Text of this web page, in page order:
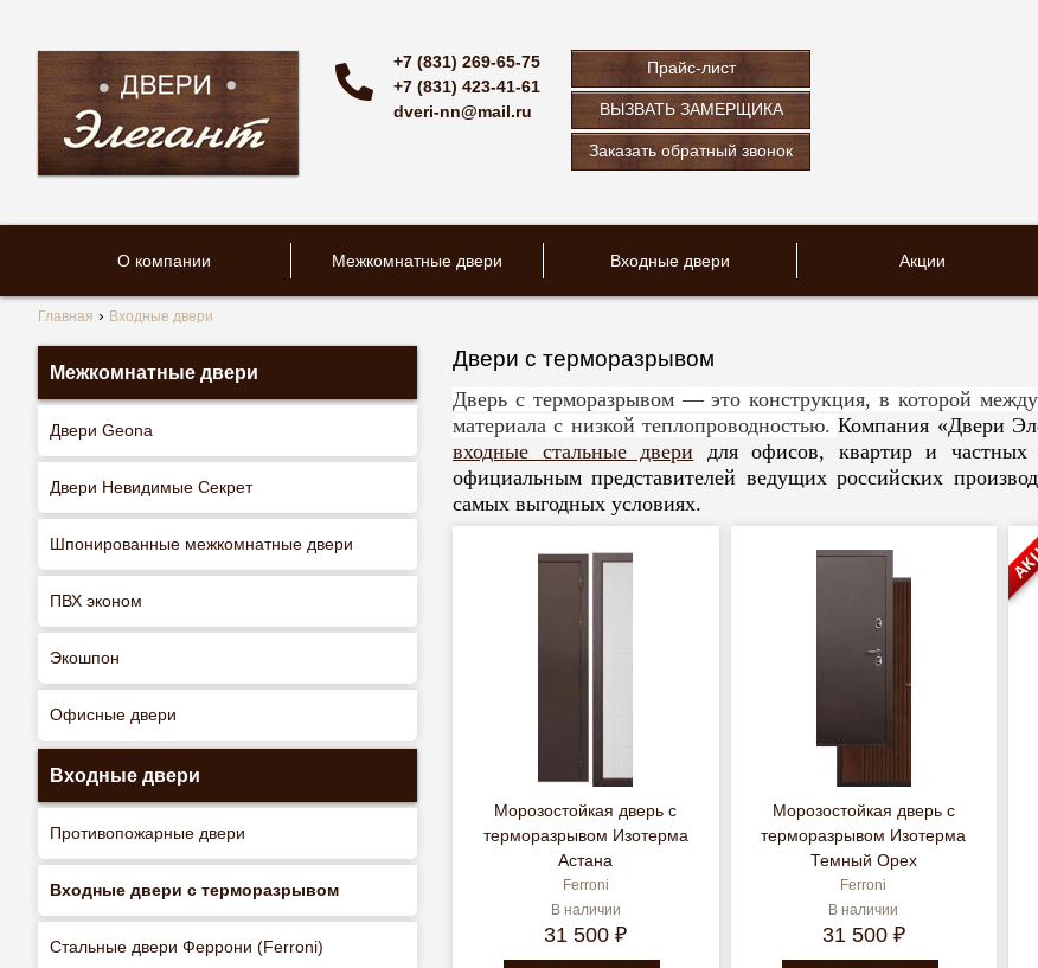
+7 (831) 269-65-75
+7 (831) 423-41-61
dveri-nn@mail.ru
Прайс-лист
ВЫЗВАТЬ ЗАМЕРЩИКА
Заказать обратный звонок
О компании Межкомнатные двери Входные двери Акции
Главная Входные двери
Межкомнатные двери
Двери Geona
Двери Невидимые Секрет
Шпонированные межкомнатные двери
ПВХ эконом
Экошпон
Офисные двери
Входные двери
Противопожарные двери
Входные двери с терморазрывом
Стальные двери Феррони (Ferroni)
Двери с терморазрывом
Дверь с терморазрывом — это конструкция, в которой
материала с низкой теплопроводностью.Компания «Двери
входные стальные двери для офисов, квартир и частных
официальным представителей ведущих российских
самых выгодных условиях.
Морозостойкая дверь с
терморазрывом Изотерма
Астана
Ferroni
В наличии
31 500 ₽
Морозостойкая дверь с
терморазрывом Изотерма
Темный Орех
Ferroni
В наличии
31 500 ₽